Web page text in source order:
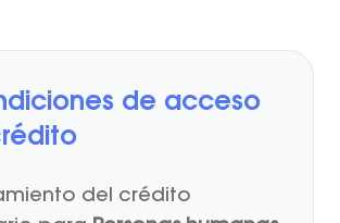
de acceso
del crédito